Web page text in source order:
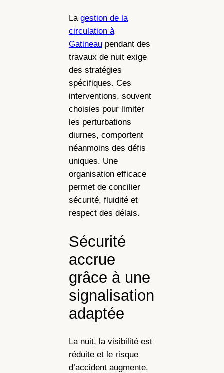
La gestion de la
circulation à
Gatineaupendant des
travaux de nuit exige
des stratégies
spécifiques. Ces
interventions, souvent
choisies pour limiter
les perturbations
diurnes, comportent
néanmoins des défis
uniques. Une
organisation efficace
permet de concilier
sécurité, fluidité et
respect des délais.
Sécurité
accrue
grâce à une
signalisation
adaptée
La nuit, la visibilité est
réduite et le risque
d’accident augmente.